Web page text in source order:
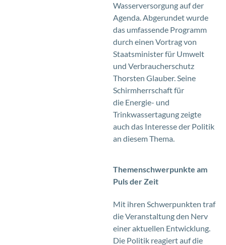
Wasserversorgung auf der
Agenda. Abgerundet wurde
das umfassende Programm
durch einen Vortrag von
Staatsminister für Umwelt
und Verbraucherschutz
Thorsten Glauber. Seine
Schirmherrschaft für
die Energie- und
Trinkwassertagung zeigte
auch das Interesse der Politik
an diesem Thema.
Themenschwerpunkte am
Puls der Zeit
Mit ihren Schwerpunkten traf
die Veranstaltung den Nerv
einer aktuellen Entwicklung.
Die Politik reagiert auf die